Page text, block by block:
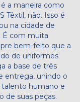
a maneira como
Têxtil, não. Isso é
na cidade de
É com muita
bem-feito que a
de uniformes
a base de três
entrega, unindo o
humano e
de suas peças.